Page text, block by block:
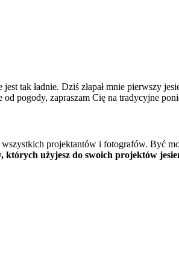
tak ładnie. Dziś złapał mnie pierwszy
pogody, zapraszam Cię na tradycyjne
projektantów i fotografów. Być
których użyjesz do swoich projektów